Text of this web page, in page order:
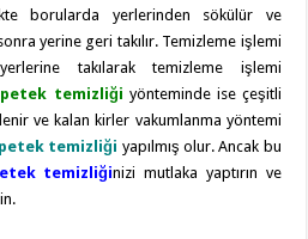
borularda yerlerinden sökülür ve
yerine geri takılır. Temizleme işlemi
takılarak temizleme işlemi
petek temizliği yönteminde ise çeşitli
ve kalan kirler vakumlanma yöntemi
temizliği yapılmış olur. Ancak bu
temizliğinizi mutlaka yaptırın ve